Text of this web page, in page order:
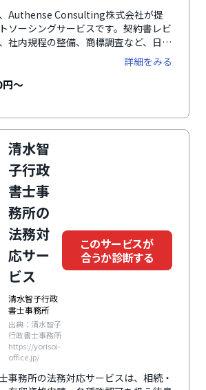
Authense Consulting株式会社が提
ソーシングサービスです。契約書レビ
社内規程の整備、商標調査など、日常
門チームが継続的に支援します。法務
ていない企業でも、実務経験を持つ担
とで、安定した法務対応を実現できま
詳細をみる
円～
清水智
子行政
書士事
務所の
法務対
応サー
ビス
清水智子行政
書士事務所
出典：清水智子
行政書士事務所
https://yorisoi-
office.jp/
このサービスが
合うか診断する
事務所の法務対応サービスは、相続・